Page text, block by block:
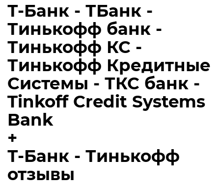
Т-Банк - ТБанк -
Тинькофф банк -
Тинькофф КС -
Тинькофф Кредитные
Системы - ТКС банк -
Tinkoff Credit Systems
Bank
+
Т-Банк - Тинькофф
отзывы